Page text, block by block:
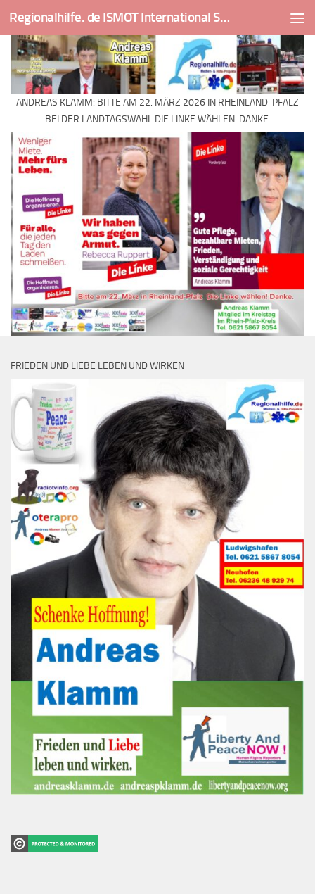
Skip to content Regionalhilfe. de ISMOT International Social And Medical Outreach Team
ANDREAS KLAMM: BITTE AM 22. MÄRZ 2026 IN RHEINLAND-PFALZ
BEI DER LANDTAGSWAHL DIE LINKE WÄHLEN. DANKE.
FRIEDEN UND LIEBE LEBEN UND WIRKEN